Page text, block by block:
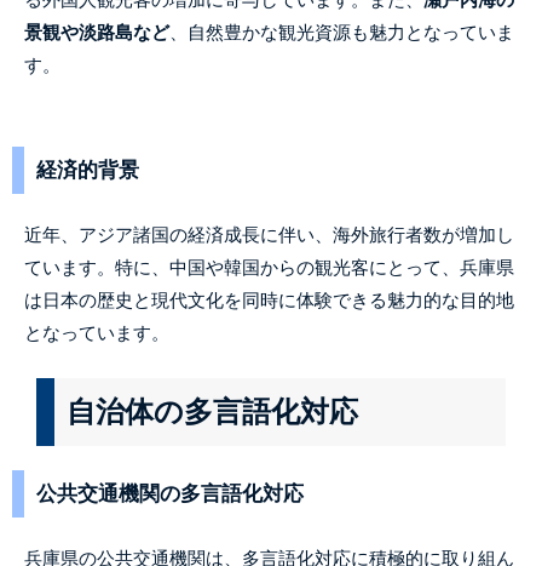
景観や淡路島など、自然豊かな観光資源も魅力となっていま
す。
経済的背景
近年、アジア諸国の経済成長に伴い、海外旅行者数が増加し
ています。特に、中国や韓国からの観光客にとって、兵庫県
は日本の歴史と現代文化を同時に体験できる魅力的な目的地
となっています。
自治体の多言語化対応
公共交通機関の多言語化対応
兵庫県の公共交通機関は、多言語化対応に積極的に取り組ん